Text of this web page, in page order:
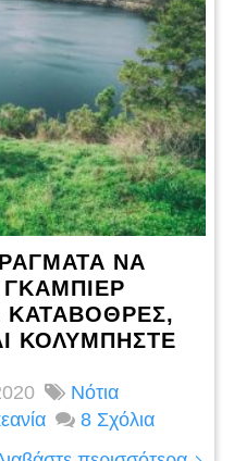
ΝΑ
ΚΑΤΑΒΌΘΡΕΣ,
ΚΟΛΥΜΠΉΣΤΕ
Νότια
8 Σχόλια